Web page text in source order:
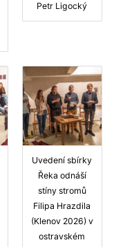
Petr Ligocký
Uvedení sbírky
Řeka odnáší
stíny stromů
Filipa Hrazdila
(Klenov 2026) v
ostravském